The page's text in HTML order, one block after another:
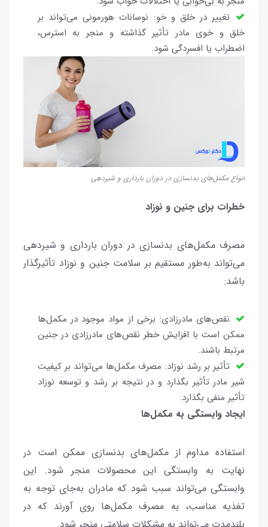
تغییر در خلق و خو: نوسانات هورمونی می‌تواند بر
خلق و خوی مادر تأثیر گذاشته و منجر به استرس،
اضطراب یا افسردگی شود.
انواع مکمل‌های بدنسازی در دوران بارداری و شیردهی
خطرات برای جنین و نوزاد
مصرف مکمل‌های بدنسازی در دوران بارداری و شیردهی
می‌تواند به‌طور مستقیم بر سلامت جنین و نوزاد تأثیرگذار
باشد:
نقص‌های مادرزادی: برخی از مواد موجود در مکمل‌ها
ممکن است با افزایش خطر نقص‌های مادرزادی در جنین
مرتبط باشند.
تأثیر بر رشد نوزاد: مصرف مکمل‌ها می‌تواند بر کیفیت
شیر مادر تأثیر بگذارد و در نتیجه بر رشد و توسعه نوزاد
تأثیر منفی بگذارد.
ایجاد وابستگی به مکمل‌ها
استفاده مداوم از مکمل‌های بدنسازی ممکن است در
نهایت به وابستگی این محصولات منجر شود. این
وابستگی می‌تواند سبب شود که مادران به‌جای توجه به
تغذیه مناسب، به مصرف مکمل‌ها روی آورند که در